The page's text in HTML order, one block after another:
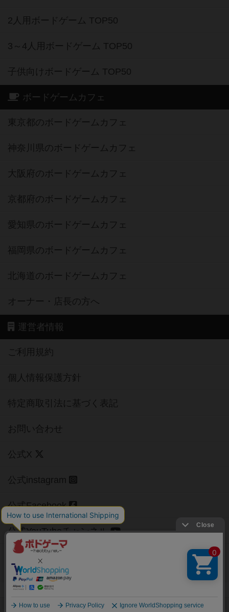
2人用ボードゲーム TOP50
3～4人用ボードゲーム TOP50
子供向けボードゲーム TOP50
ボードゲームカフェ
東京都のボードゲームカフェ
神奈川県のボードゲームカフェ
大阪府のボードゲームカフェ
京都府のボードゲームカフェ
愛知県のボードゲームカフェ
福岡県のボードゲームカフェ
北海道のボードゲームカフェ
オーナー・店長の方へ
運営者情報
ご利用規約
個人情報保護方針
特定商取引法に基づく表記
お問い合わせ
公式X
公式instagram
公式Facebook
公式YouTubeチャンネル